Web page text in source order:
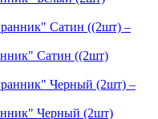
Сатин ((2шт)
Черный (2шт)